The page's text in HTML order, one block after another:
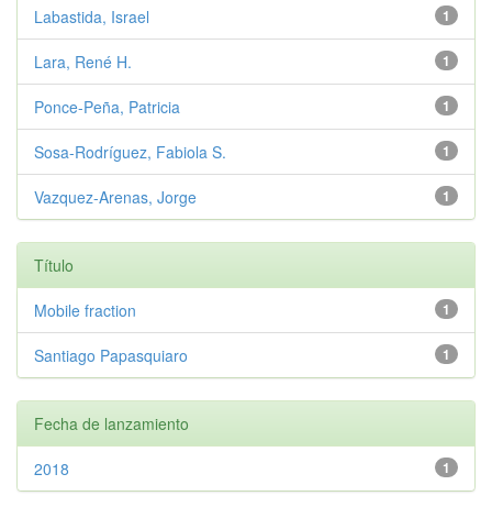
1
Labastida, Israel
1
Lara, René H.
1
Ponce-Peña, Patricia
1
Sosa-Rodríguez, Fabiola S.
1
Vazquez-Arenas, Jorge
Título
1
Mobile fraction
1
Santiago Papasquiaro
Fecha de lanzamiento
1
2018